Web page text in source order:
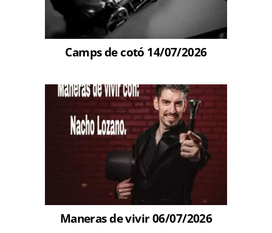
Camps de cotó 14/07/2026
Maneras de vivir 06/07/2026